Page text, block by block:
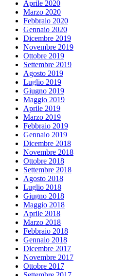
Aprile 2020
Marzo 2020
Febbraio 2020
Gennaio 2020
Dicembre 2019
Novembre 2019
Ottobre 2019
Settembre 2019
Agosto 2019
Luglio 2019
Giugno 2019
Maggio 2019
Aprile 2019
Marzo 2019
Febbraio 2019
Gennaio 2019
Dicembre 2018
Novembre 2018
Ottobre 2018
Settembre 2018
Agosto 2018
Luglio 2018
Giugno 2018
Maggio 2018
Aprile 2018
Marzo 2018
Febbraio 2018
Gennaio 2018
Dicembre 2017
Novembre 2017
Ottobre 2017